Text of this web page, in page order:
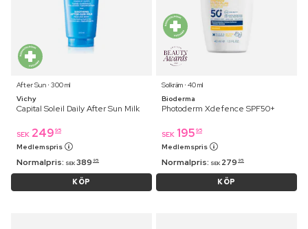
After Sun ⋅ 300 ml
Vichy
Capital Soleil Daily After Sun Milk
SEK 249 95
Medlemspris
Normalpris: SEK 389 95
KÖP
Solkräm ⋅ 40 ml
Bioderma
Photoderm Xdefence SPF50+
SEK 195 95
Medlemspris
Normalpris: SEK 279 95
KÖP